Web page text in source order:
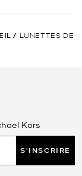
/ LUNETTES DE
Kors
S'INSCRIRE